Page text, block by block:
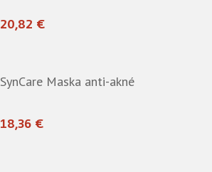
20,82 €
SynCare Maska anti-akné
18,36 €